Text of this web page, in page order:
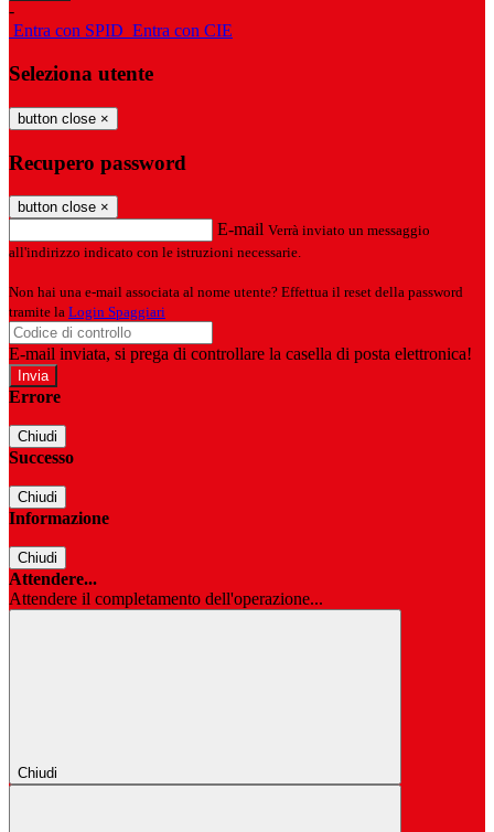
-
Entra con SPID Entra con CIE
Seleziona utente
button close ×
Recupero password
button close ×
E-mail Verrà inviato un messaggio
all'indirizzo indicato con le istruzioni necessarie.
Non hai una e-mail associata al nome utente? Effettua il reset della password
tramite la Login Spaggiari
E-mail inviata, si prega di controllare la casella di posta elettronica!
Errore
Chiudi
Successo
Chiudi
Informazione
Chiudi
Attendere...
Attendere il completamento dell'operazione...
Chiudi